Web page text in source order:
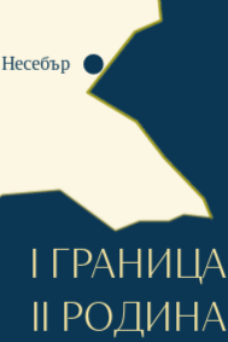
Несебър
I ГРАНИЦА
II РОДИНА